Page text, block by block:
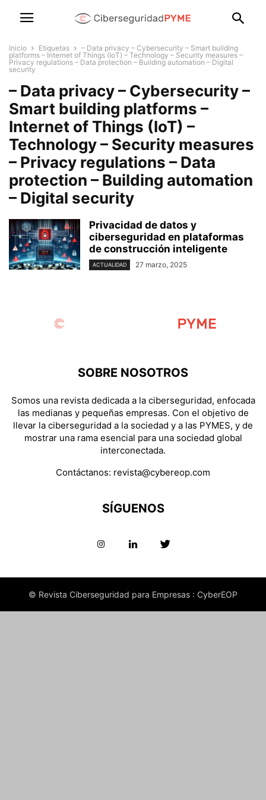
Inicio Etiquetas
– Data privacy – Cybersecurity – Smart building
platforms – Internet of Things (IoT) – Technology – Security measures –
Privacy regulations – Data protection – Building automation – Digital
security
– Data privacy – Cybersecurity –
Smart building platforms –
Internet of Things (IoT) –
Technology – Security measures
– Privacy regulations – Data
protection – Building automation
– Digital security
Privacidad de datos y
ciberseguridad en plataformas
de construcción inteligente
ACTUALIDAD 27 marzo, 2025
SOBRE NOSOTROS
Somos una revista dedicada a la ciberseguridad, enfocada
las medianas y pequeñas empresas. Con el objetivo de
llevar la ciberseguridad a la sociedad y a las PYMES, y de
mostrar una rama esencial para una sociedad global
interconectada.
Contáctanos: revista@cybereop.com
SÍGUENOS
© Revista Ciberseguridad para Empresas : CyberEOP